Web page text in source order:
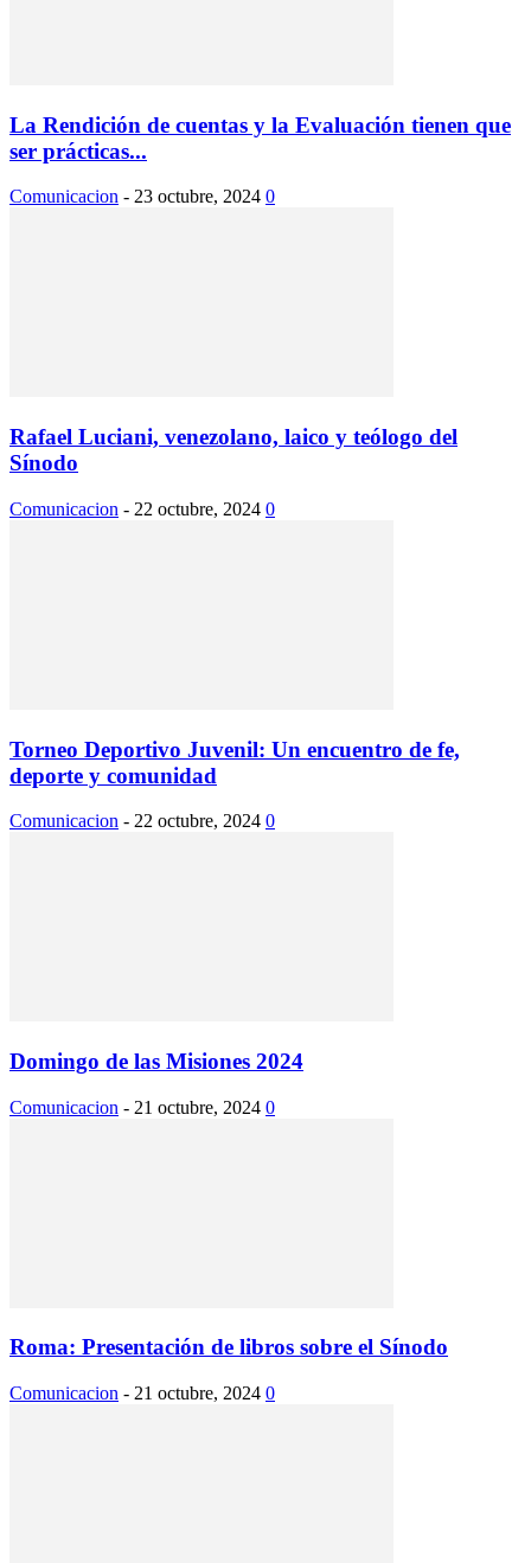
La Rendición de cuentas y la Evaluación tienen que
ser prácticas...
Comunicacion - 23 octubre, 2024 0
Rafael Luciani, venezolano, laico y teólogo del
Sínodo
Comunicacion - 22 octubre, 2024 0
Torneo Deportivo Juvenil: Un encuentro de fe,
deporte y comunidad
Comunicacion - 22 octubre, 2024 0
Domingo de las Misiones 2024
Comunicacion - 21 octubre, 2024 0
Roma: Presentación de libros sobre el Sínodo
Comunicacion - 21 octubre, 2024 0